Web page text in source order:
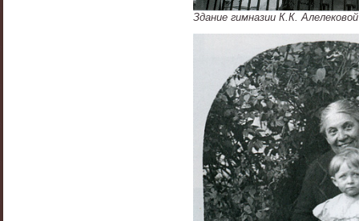
Здание гимназии К.К. Алелековой